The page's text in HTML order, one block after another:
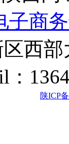
子商
西
：
陕ICP